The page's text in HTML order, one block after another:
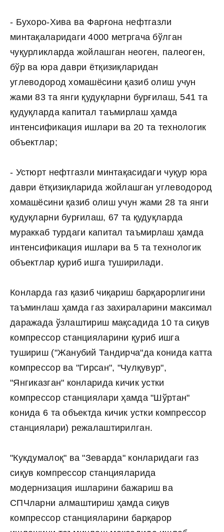
- Бухоро-Хива ва Фарғона нефтгазли
минтақаларидаги 4000 метргача бўлган
чуқурликларда жойлашган неоген, палеоген,
бўр ва юра даври ётқизиқларидан
углеводород хомашёсини қазиб олиш учун
жами 83 та янги қудуқларни бурғилаш, 541 та
қудуқларда капитал таъмирлаш ҳамда
интенсификация ишлари ва 20 та технологик
объектлар;
- Устюрт нефтгазли минтақасидаги чуқур юра
даври ётқизиқларида жойлашган углеводород
хомашёсини қазиб олиш учун жами 28 та янги
қудуқларни бурғилаш, 67 та қудуқларда
мураккаб турдаги капитал таъмирлаш ҳамда
интенсификация ишлари ва 5 та технологик
объектлар қуриб ишга туширилади.
Конларда газ қазиб чиқариш барқарорлигини
таъминлаш ҳамда газ захираларини максимал
даражада ўзлаштириш мақсадида 10 та сиқув
компрессор станцияларини қуриб ишга
тушириш ("Жанубий Тандирча"да конида катта
компрессор ва "Гирсан", "Чулқувур",
"Янгиказган" конларида кичик устки
компрессор станциялари ҳамда "Шўртан"
конида 6 та объектда кичик устки компрессор
станциялари) режалаштирилган.
"Кукдумалоқ" ва "Зеварда" конларидаги газ
сиқув компрессор станцияларида
модернизация ишларини бажариш ва
СПЧларни алмаштириш ҳамда сиқув
компрессор станцияларини барқарор